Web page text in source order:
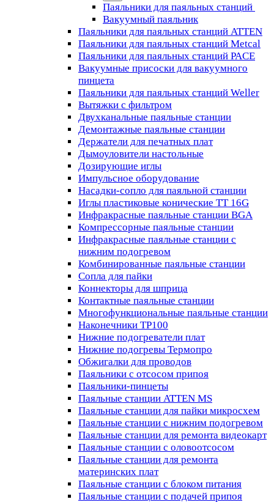
Паяльники для паяльных станций
Вакуумный паяльник
Паяльники для паяльных станций ATTEN
Паяльники для паяльных станций Metcal
Паяльники для паяльных станций PACE
Вакуумные присоски для вакуумного
пинцета
Паяльники для паяльных станций Weller
Вытяжки с фильтром
Двухканальные паяльные станции
Демонтажные паяльные станции
Держатели для печатных плат
Дымоуловители настольные
Дозирующие иглы
Импульсное оборудование
Насадки-сопло для паяльной станции
Иглы пластиковые конические TT 16G
Инфракрасные паяльные станции BGA
Компрессорные паяльные станции
Инфракрасные паяльные станции с
нижним подогревом
Комбинированные паяльные станции
Сопла для пайки
Коннекторы для шприца
Контактные паяльные станции
Многофункциональные паяльные станции
Наконечники TP100
Нижние подогреватели плат
Нижние подогревы Термопро
Обжигалки для проводов
Паяльники с отсосом припоя
Паяльники-пинцеты
Паяльные станции ATTEN MS
Паяльные станции для пайки микросхем
Паяльные станции с нижним подогревом
Паяльные станции для ремонта видеокарт
Паяльные станции с оловоотсосом
Паяльные станции для ремонта
материнских плат
Паяльные станции с блоком питания
Паяльные станции с подачей припоя